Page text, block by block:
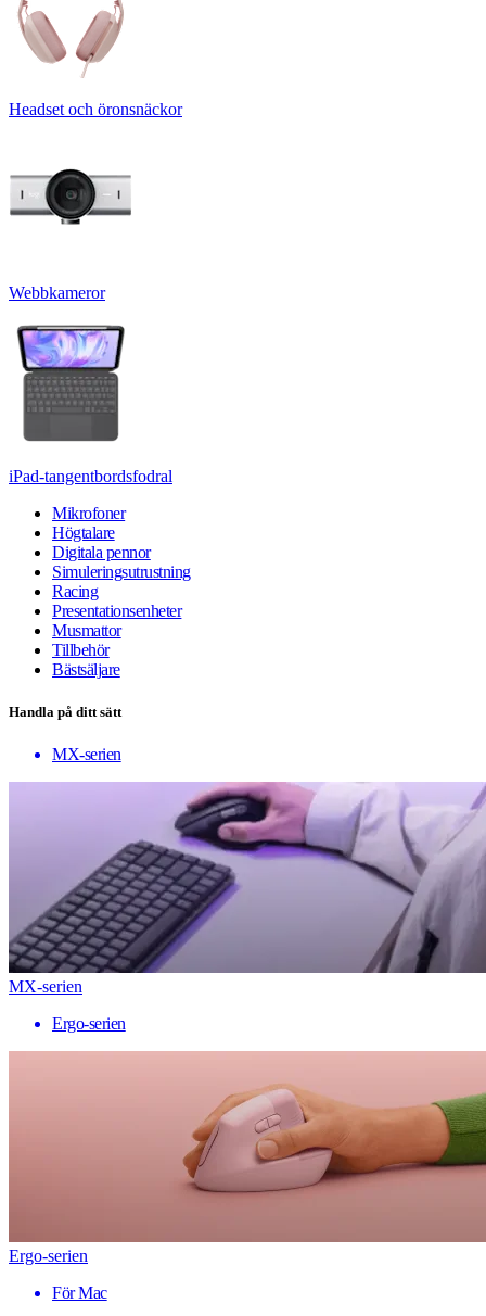
Headset och öronsnäckor
Webbkameror
iPad-tangentbordsfodral
Mikrofoner
Högtalare
Digitala pennor
Simuleringsutrustning
Racing
Presentationsenheter
Musmattor
Tillbehör
Bästsäljare
Handla på ditt sätt
MX-serien
MX-serien
Ergo-serien
Ergo-serien
För Mac